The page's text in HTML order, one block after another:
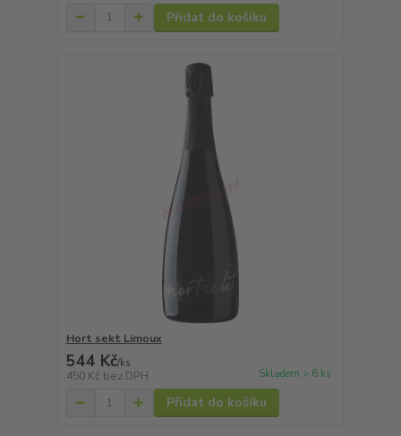
Přidat do košíku
Hort sekt Limoux
544 Kč/ks
450 Kč bez DPH Skladem > 6 ks
Přidat do košíku